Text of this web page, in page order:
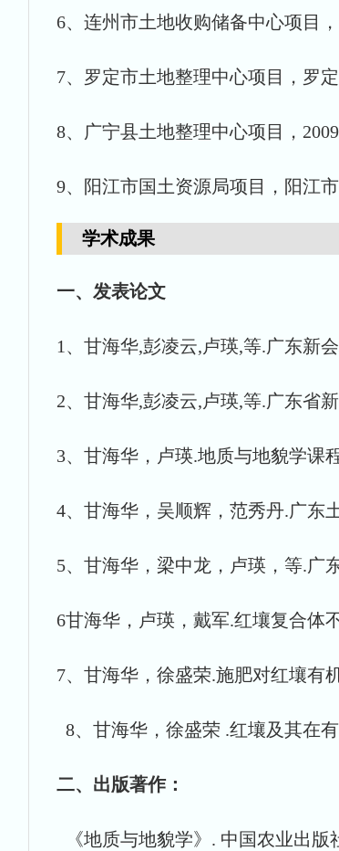
6、连州市土地收购储备中心项目
7、罗定市土地整理中心项目，罗
8、广宁县土地整理中心项目，
9、阳江市国土资源局项目，阳江
学术成果
一、发表论文
1、甘海华,彭凌云,卢瑛,等.广东新
2、甘海华,彭凌云,卢瑛,等.广东省
3、甘海华，卢瑛.地质与地貌学课
4、甘海华，吴顺辉，范秀丹.广东
5、甘海华，梁中龙，卢瑛，等.广
6甘海华，卢瑛，戴军.红壤复合体
7、甘海华，徐盛荣.施肥对红壤有
8、甘海华，徐盛荣 .红壤及其在
二、出版著作：
《地质与地貌学》. 中国农业出版